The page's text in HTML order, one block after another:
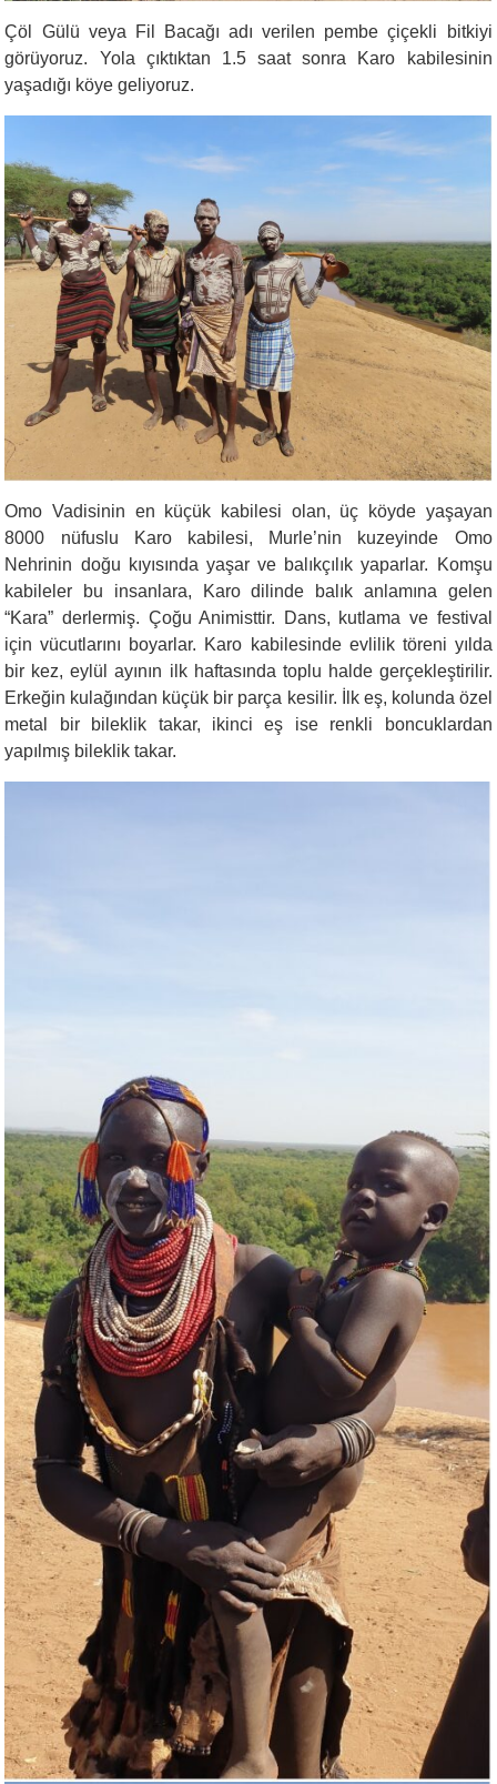
Çöl Gülü veya Fil Bacağı adı verilen pembe çiçekli bitkiyi
görüyoruz. Yola çıktıktan 1.5 saat sonra Karo kabilesinin
yaşadığı köye geliyoruz.
Omo Vadisinin en küçük kabilesi olan, üç köyde yaşayan
8000 nüfuslu Karo kabilesi, Murle’nin kuzeyinde Omo
Nehrinin doğu kıyısında yaşar ve balıkçılık yaparlar. Komşu
kabileler bu insanlara, Karo dilinde balık anlamına gelen
“Kara” derlermiş. Çoğu Animisttir. Dans, kutlama ve festival
için vücutlarını boyarlar. Karo kabilesinde evlilik töreni yılda
bir kez, eylül ayının ilk haftasında toplu halde gerçekleştirilir.
Erkeğin kulağından küçük bir parça kesilir. İlk eş, kolunda özel
metal bir bileklik takar, ikinci eş ise renkli boncuklardan
yapılmış bileklik takar.